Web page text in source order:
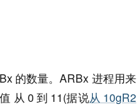
的数量。ARBx 进程用来
从 0 到 11(据说从 10gR2